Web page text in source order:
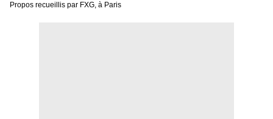
Propos recueillis par FXG, à Paris